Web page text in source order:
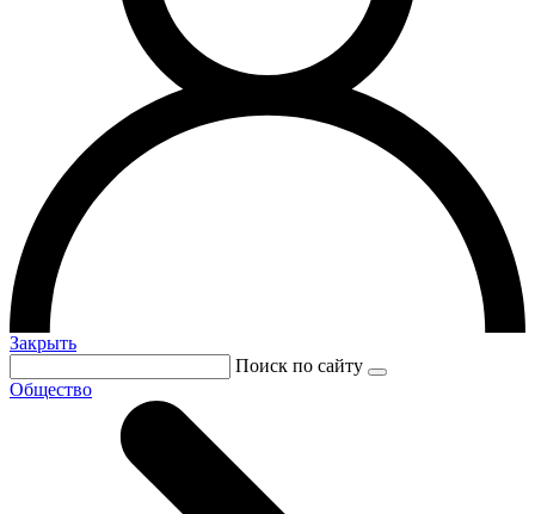
Закрыть
Поиск по сайту
Общество